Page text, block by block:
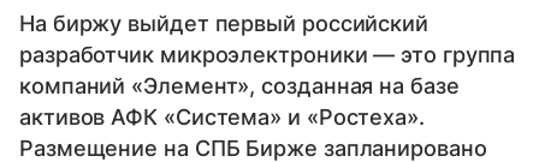
На биржу выйдет первый российский
разработчик микроэлектроники — это группа
компаний «Элемент», созданная на базе
активов АФК «Система» и «Ростеха».
Размещение на СПБ Бирже запланировано